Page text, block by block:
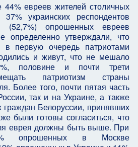
евреев жителей столичных
37% украинских респондентов
опрошенных евреев
определенно утверждали, что
первую очередь патриотами
и живут, что не мешало
половине и почти трети
патриотизм страны
Более того, почти пятая часть
так и на Украине, а также
граждан Белоруссии, принявших
были готовы согласиться, что
еврея должны быть выше. При
опрошенных в Москве